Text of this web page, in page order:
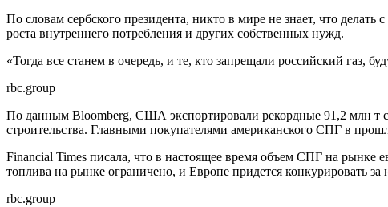
По словам сербского президента, никто в мире не знает, что
роста внутреннего потребления и других собственных нужд.
«Тогда все станем в очередь, и те, кто запрещали российский газ,
rbc.group
По данным Bloomberg, США экспортировали рекордные 91,2 млн т
строительства. Главными покупателями американского СПГ в
Financial Times писала, что в настоящее время объем СПГ на рынке
топлива на рынке ограничено, и Европе придется конкурировать за
rbc.group